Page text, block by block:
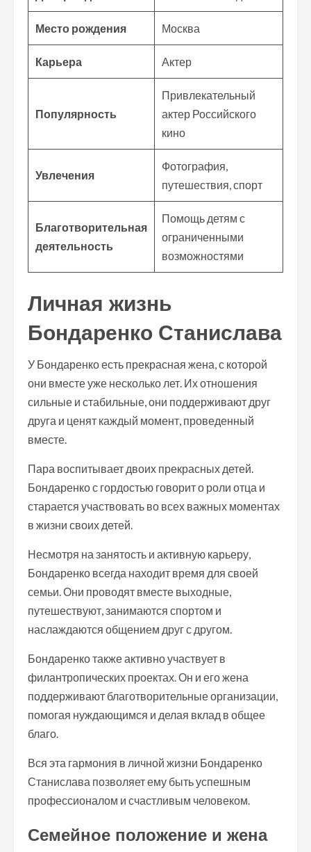
Место рождения Москва
Карьера Актер
Популярность
Привлекательный
актер Российского
кино
Увлечения
Фотография,
путешествия, спорт
Благотворительная
деятельность
Помощь детям с
ограниченными
возможностями
Личная жизнь
Бондаренко Станислава
У Бондаренко есть прекрасная жена, с которой
они вместе уже несколько лет. Их отношения
сильные и стабильные, они поддерживают друг
друга и ценят каждый момент, проведенный
вместе.
Пара воспитывает двоих прекрасных детей.
Бондаренко с гордостью говорит о роли отца и
старается участвовать во всех важных моментах
в жизни своих детей.
Несмотря на занятость и активную карьеру,
Бондаренко всегда находит время для своей
семьи. Они проводят вместе выходные,
путешествуют, занимаются спортом и
наслаждаются общением друг с другом.
Бондаренко также активно участвует в
филантропических проектах. Он и его жена
поддерживают благотворительные организации,
помогая нуждающимся и делая вклад в общее
благо.
Вся эта гармония в личной жизни Бондаренко
Станислава позволяет ему быть успешным
профессионалом и счастливым человеком.
Семейное положение и жена